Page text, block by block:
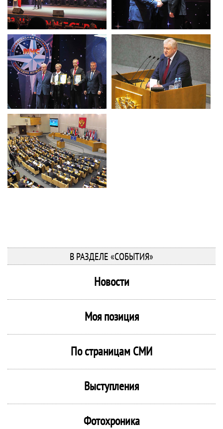
В РАЗДЕЛЕ «СОБЫТИЯ»
Новости
Моя позиция
По страницам СМИ
Выступления
Фотохроника